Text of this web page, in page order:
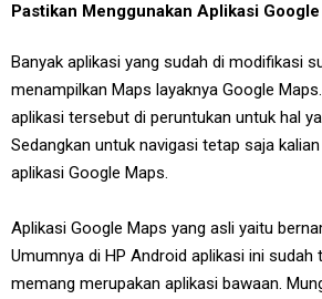
Pastikan Menggunakan Aplikasi
Banyak aplikasi yang sudah di modifikasi
menampilkan Maps layaknya Google
aplikasi tersebut di peruntukan untuk hal
Sedangkan untuk navigasi tetap saja
aplikasi Google Maps.
Aplikasi Google Maps yang asli yaitu
Umumnya di HP Android aplikasi ini sudah
memang merupakan aplikasi bawaan.